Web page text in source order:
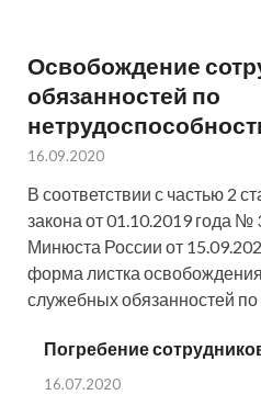
Освобождение
обязанностей по
16.09.2020
В соответствии с частью 2
закона от 01.10.2019 года
Минюста России от
форма листка
служебных обязанностей
Погребение
16.07.2020